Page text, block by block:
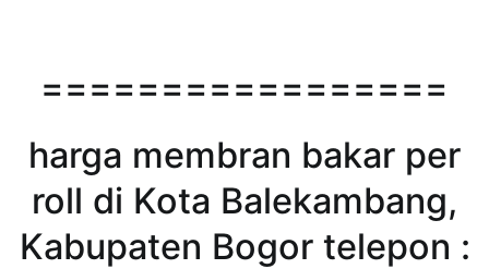
=================
harga membran bakar per
roll di Kota Balekambang,
Kabupaten Bogor telepon :